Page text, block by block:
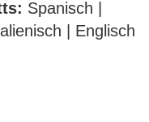
Spanisch |
| Englisch